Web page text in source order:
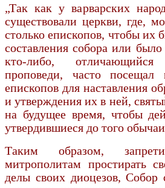
„Так как у варварских
существовали церкви, где,
столько епископов, чтобы их
составления собора или
кто-либо,
проповеди, часто посещал
епископов для наставления
и утверждения их в ней,
на будущее время, чтобы
утвердившиеся до того
Таким образом,
митрополитам простирать
делы своих диоцезов, Собор